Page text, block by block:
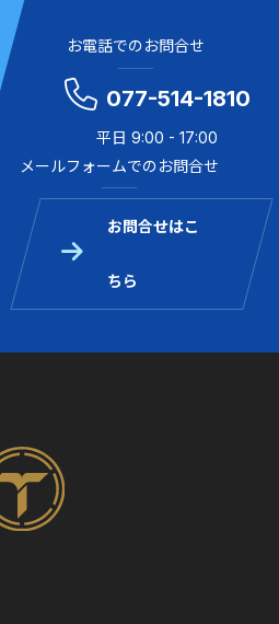
お電話でのお問合せ
077-514-1810
平日 9:00 - 17:00
メールフォームでのお問合せ
お問合せはこ
ちら